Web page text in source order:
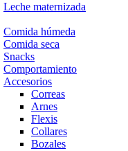
Leche maternizada
Comida húmeda
Comida seca
Snacks
Comportamiento
Accesorios
Correas
Arnes
Flexis
Collares
Bozales